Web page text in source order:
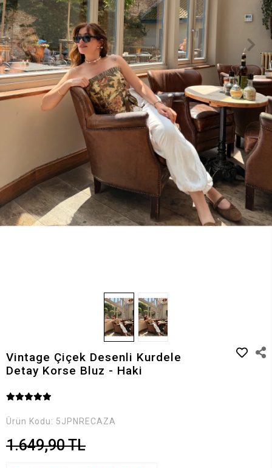
Vintage Çiçek Desenli Kurdele
Detay Korse Bluz - Haki
Ürün Kodu: 5JPNRECAZA
1.649,90 TL